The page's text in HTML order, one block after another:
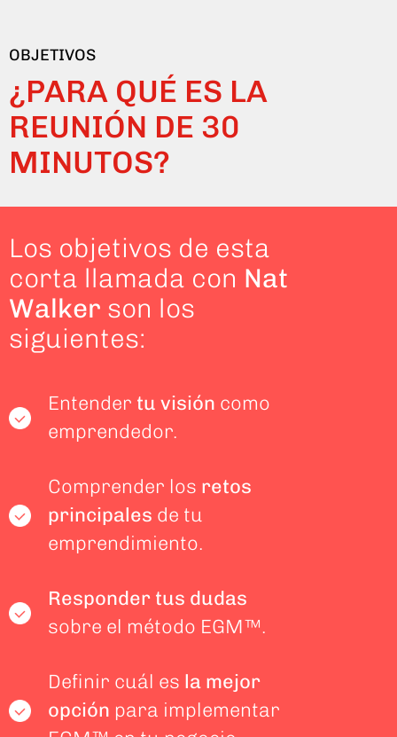
OBJETIVOS
¿PARA QUÉ ES LA
REUNIÓN DE 30
MINUTOS?
Los objetivos de esta
corta llamada con Nat
Walker son los
siguientes:
Entender tu visión como
emprendedor.
Comprender los retos
principales de tu
emprendimiento.
Responder tus dudas
sobre el método EGM™.
Definir cuál es la mejor
opción para implementar